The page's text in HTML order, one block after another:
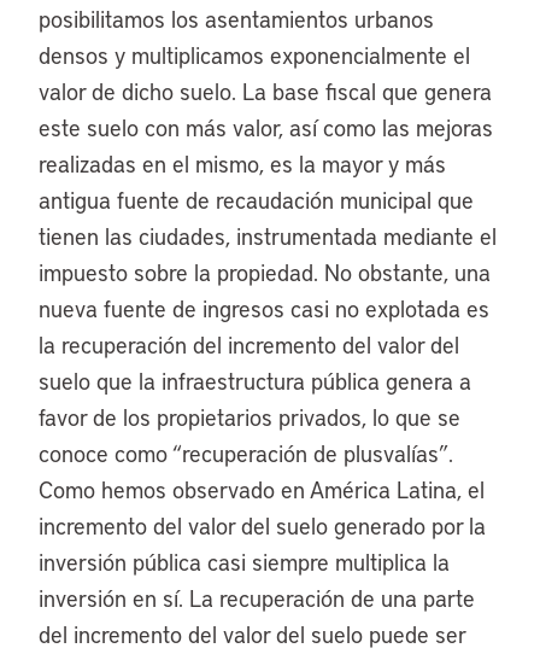
posibilitamos los asentamientos urbanos
densos y multiplicamos exponencialmente el
valor de dicho suelo. La base fiscal que genera
este suelo con más valor, así como las mejoras
realizadas en el mismo, es la mayor y más
antigua fuente de recaudación municipal que
tienen las ciudades, instrumentada mediante el
impuesto sobre la propiedad. No obstante, una
nueva fuente de ingresos casi no explotada es
la recuperación del incremento del valor del
suelo que la infraestructura pública genera a
favor de los propietarios privados, lo que se
conoce como “recuperación de plusvalías”.
Como hemos observado en América Latina, el
incremento del valor del suelo generado por la
inversión pública casi siempre multiplica la
inversión en sí. La recuperación de una parte
del incremento del valor del suelo puede ser